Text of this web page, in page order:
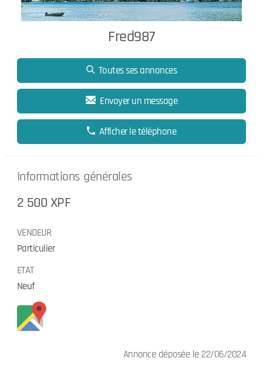
Fred987
Toutes ses annonces
Envoyer un message
Afficher le téléphone
Informations générales
2 500 XPF
VENDEUR
Particulier
ETAT
Neuf
Annonce déposée le 22/06/2024